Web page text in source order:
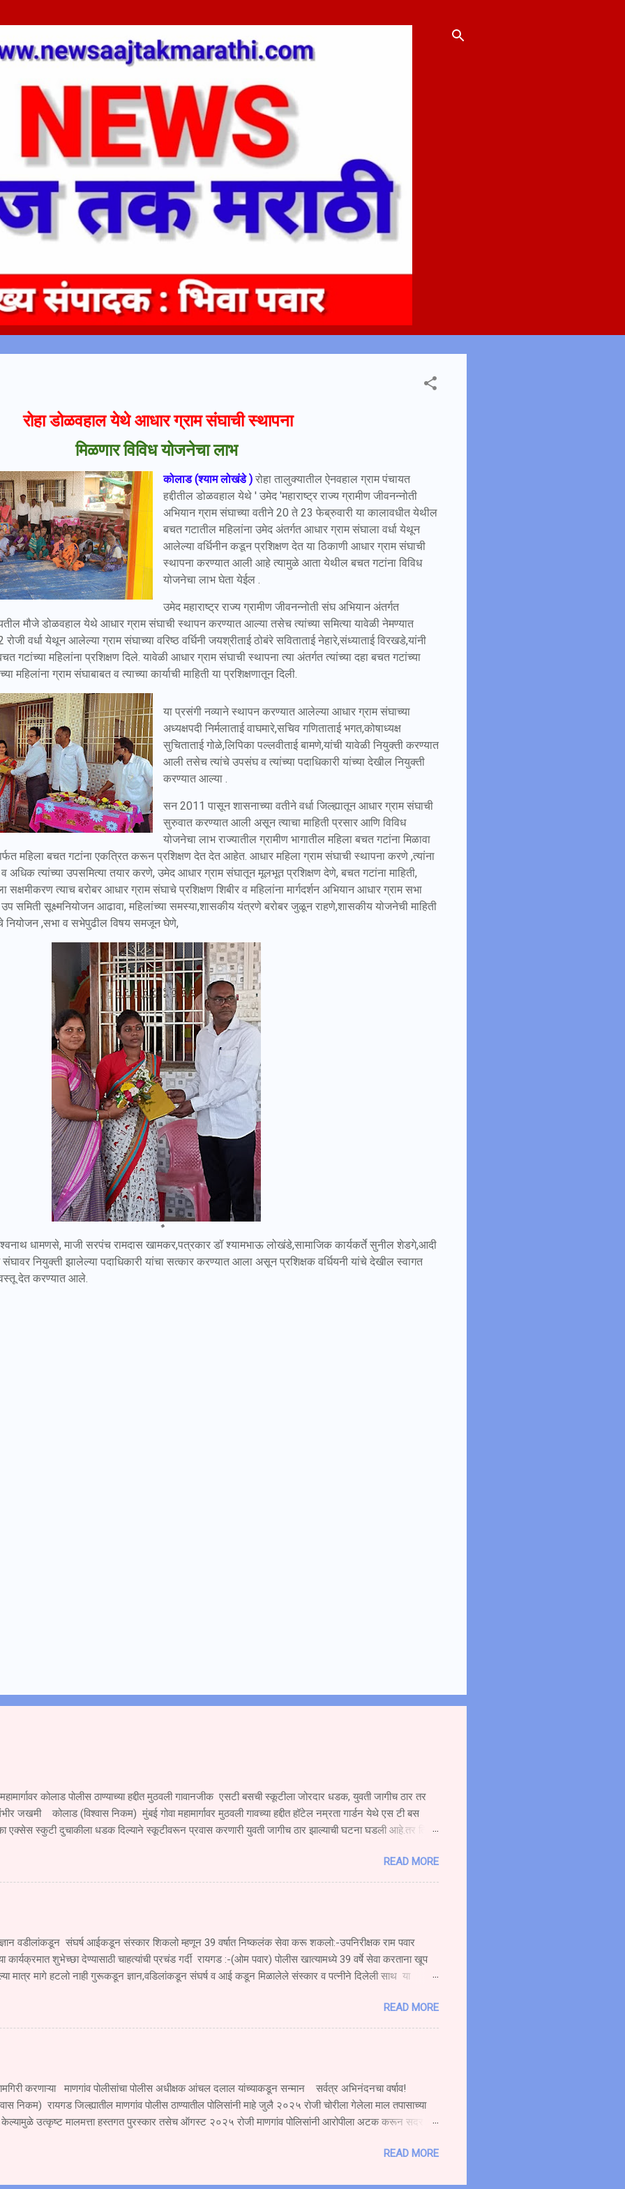
रोहा डोळवहाल येथे आधार ग्राम संघाची स्थापना
मिळणार विविध योजनेचा लाभ
कोलाड (श्याम लोखंडे ) रोहा तालुक्यातील ऐनवहाल ग्राम पंचायत
हद्दीतील डोळवहाल येथे ' उमेद 'महाराष्ट्र राज्य ग्रामीण जीवनन्नोती
अभियान ग्राम संघाच्या वतीने 20 ते 23 फेब्रुवारी या कालावधीत येथील
बचत गटातील महिलांना उमेद अंतर्गत आधार ग्राम संघाला वर्धा येथून
आलेल्या वर्धिनीन कडून प्रशिक्षण देत या ठिकाणी आधार ग्राम संघाची
स्थापना करण्यात आली आहे त्यामुळे आता येथील बचत गटांना विविध
योजनेचा लाभ घेता येईल .
उमेद महाराष्ट्र राज्य ग्रामीण जीवनन्नोती संघ अभियान अंतर्गत
मौजे डोळवहाल येथे आधार ग्राम संघाची स्थापन करण्यात आल्या तसेच त्यांच्या समित्या यावेळी नेमण्यात
वर्धा येथून आलेल्या ग्राम संघाच्या वरिष्ठ वर्धिनी जयश्रीताई ठोबंरे सविताताई नेहारे,संध्याताई विरखडे,यांनी
गटांच्या महिलांना प्रशिक्षण दिले. यावेळी आधार ग्राम संघाची स्थापना त्या अंतर्गत त्यांच्या दहा बचत गटांच्या
ग्राम संघाबाबत व त्याच्या कार्याची माहिती या प्रशिक्षणातून दिली.
या प्रसंगी नव्याने स्थापन करण्यात आलेल्या आधार ग्राम संघाच्या
अध्यक्षपदी निर्मलाताई वाघमारे,सचिव गणिताताई भगत,कोषाध्यक्ष
सुचिताताई गोळे,लिपिका पल्लवीताई बामणे,यांची यावेळी नियुक्ती करण्यात
आली तसेच त्यांचे उपसंघ व त्यांच्या पदाधिकारी यांच्या देखील नियुक्ती
करण्यात आल्या .
सन 2011 पासून शासनाच्या वतीने वर्धा जिल्ह्यातून आधार ग्राम संघाची
सुरुवात करण्यात आली असून त्याचा माहिती प्रसार आणि विविध
योजनेचा लाभ राज्यातील ग्रामीण भागातील महिला बचत गटांना मिळावा
महिला बचत गटांना एकत्रित करून प्रशिक्षण देत देत आहेत. आधार महिला ग्राम संघाची स्थापना करणे ,त्यांना
व अधिक त्यांच्या उपसमित्या तयार करणे, उमेद आधार ग्राम संघातून मूलभूत प्रशिक्षण देणे, बचत गटांना माहिती,
त्याच बरोबर आधार ग्राम संघाचे प्रशिक्षण शिबीर व महिलांना मार्गदर्शन अभियान आधार ग्राम सभा
समिती सूक्ष्मनियोजन आढावा, महिलांच्या समस्या,शासकीय यंत्रणे बरोबर जुळून राहणे,शासकीय योजनेची माहिती
नियोजन ,सभा व सभेपुढील विषय समजून घेणे,
धामणसे, माजी सरपंच रामदास खामकर,पत्रकार डॉ श्यामभाऊ लोखंडे,सामाजिक कार्यकर्ते सुनील शेडगे,आदी
नियुक्ती झालेल्या पदाधिकारी यांचा सत्कार करण्यात आला असून प्रशिक्षक वर्धियनी यांचे देखील स्वागत
देत करण्यात आले.
कोलाड पोलीस ठाण्याच्या हद्दीत मुठवली गावानजीक एसटी बसची स्कूटीला जोरदार धडक, युवती जागीच ठार तर
जखमी कोलाड (विश्वास निकम) मुंबई गोवा महामार्गावर मुठवली गावच्या हद्दीत हॉटेल नम्रता गार्डन येथे एस टी बस
एक्सेस स्कुटी दुचाकीला धडक दिल्याने स्कूटीवरून प्रवास करणारी युवती जागीच ठार झाल्याची घटना घडली आहे.तर तिचा
जात असताना एसटी चालकाने रस्त्याच्या परिस्थितीकडे दुर्लक्ष करून मूठवली गावाच्या हद्दीत हॉटेल नम्रता गार्डन समोर
एच.२०बी.१९६० या एसटीने खांब बाजूकडे जाणाऱ्या स्कूटी क्र. एम एच ०६,सी.एच ४६६४ या स्कूटी ला पाठीमागून
READ MORE
वडीलांकडून संघर्ष आईकडून संस्कार शिकलो म्हणून 39 वर्षात निष्कलंक सेवा करू शकलो:-उपनिरीक्षक राम पवार
कार्यक्रमात शुभेच्छा देण्यासाठी चाहत्यांची प्रचंड गर्दी रायगड :-(ओम पवार) पोलीस खात्यामध्ये 39 वर्षे सेवा करताना खूप
मात्र मागे हटलो नाही गुरूकडून ज्ञान,वडिलांकडून संघर्ष व आई कडून मिळालेले संस्कार व पत्नीने दिलेली साथ या
लोकप्रिय सेवानिवृत्त उपनिरीक्षक राम मारुती पवार यांनी काढले ते सेवानिवृत्ती समारंभाच्या कार्यक्रमात बोलत होते. ते पुढे
वर्षात खूप काही शिकलो तुमच्या समाजाच्या सहकार्यामुळे 39 वर्षाच्या प्रवासात पुढे जाऊ शकलो आव्हानांशी सामना करण्याची
READ MORE
करणाऱ्या माणगांव पोलीसांचा पोलीस अधीक्षक आंचल दलाल यांच्याकडून सन्मान सर्वत्र अभिनंदनचा वर्षाव!
निकम) रायगड जिल्ह्यातील माणगांव पोलीस ठाण्यातील पोलिसांनी माहे जुलै २०२५ रोजी चोरीला गेलेला माल तपासाच्या
उत्कृष्ट मालमत्ता हस्तगत पुरस्कार तसेच ऑगस्ट २०२५ रोजी माणगांव पोलिसांनी आरोपीला अटक करून सदर
जुलै २०२५ मध्ये माणगांव पोलीस ठाणे यांच्या तांत्रिक विश्लेषण व वैज्ञानिक तपासाच्या आधारे माणगांव पोलीस ठाणे गु. र.
READ MORE